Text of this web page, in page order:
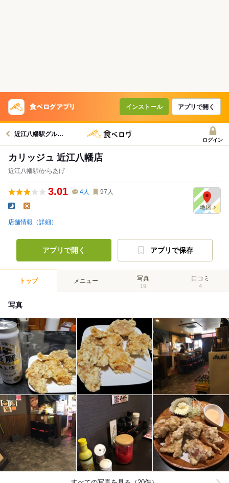
インストール アプリで開く
近江八幡駅グルメへ
ログイン
カリッジュ 近江八幡店
近江八幡駅/からあげ
3.01 4人 97 人
- -
店舗情報（詳細）
アプリで開く アプリで保存
トップ メニュー 写真
19
口コミ
4
写真